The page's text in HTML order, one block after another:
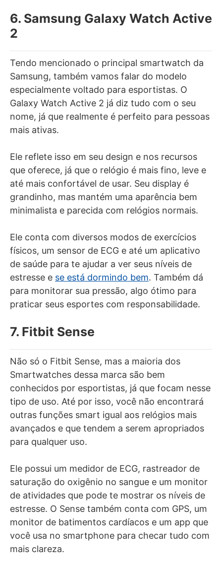
6. Samsung Galaxy Watch Active
2
Tendo mencionado o principal smartwatch da
Samsung, também vamos falar do modelo
especialmente voltado para esportistas. O
Galaxy Watch Active 2 já diz tudo com o seu
nome, já que realmente é perfeito para pessoas
mais ativas.
Ele reflete isso em seu design e nos recursos
que oferece, já que o relógio é mais fino, leve e
até mais confortável de usar. Seu display é
grandinho, mas mantém uma aparência bem
minimalista e parecida com relógios normais.
Ele conta com diversos modos de exercícios
físicos, um sensor de ECG e até um aplicativo
de saúde para te ajudar a ver seus níveis de
estresse e se está dormindo bem. Também dá
para monitorar sua pressão, algo ótimo para
praticar seus esportes com responsabilidade.
7. Fitbit Sense
Não só o Fitbit Sense, mas a maioria dos
Smartwatches dessa marca são bem
conhecidos por esportistas, já que focam nesse
tipo de uso. Até por isso, você não encontrará
outras funções smart igual aos relógios mais
avançados e que tendem a serem apropriados
para qualquer uso.
Ele possui um medidor de ECG, rastreador de
saturação do oxigênio no sangue e um monitor
de atividades que pode te mostrar os níveis de
estresse. O Sense também conta com GPS, um
monitor de batimentos cardíacos e um app que
você usa no smartphone para checar tudo com
mais clareza.